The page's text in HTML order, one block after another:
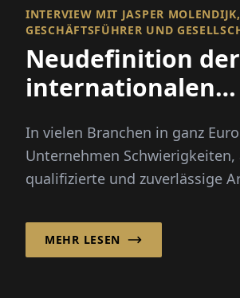
INTERVIEW MIT JASPER MOLENDIJK,
GESCHÄFTSFÜHRER UND
Neudefinition der
internationalen
In vielen Branchen in ganz
Unternehmen Schwierigkeiten,
qualifizierte und zuverlässige
Wandel und...
MEHR LESEN